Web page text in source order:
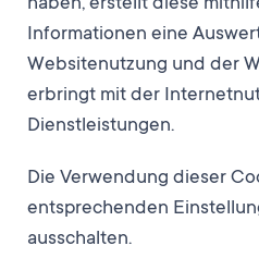
Informationen eine
Websitenutzung und der
erbringt mit der
Dienstleistungen.
Die Verwendung dieser
entsprechenden
ausschalten.